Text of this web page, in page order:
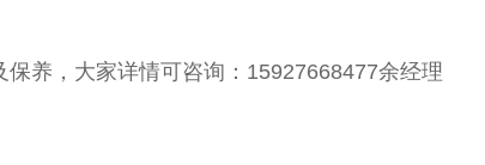
保养，大家详情可咨询：15927668477余经理